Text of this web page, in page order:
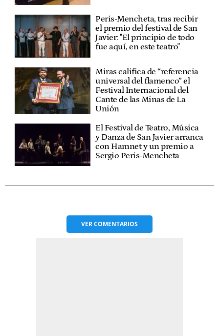
Peris-Mencheta, tras recibir
el premio del festival de San
Javier: "El principio de todo
fue aquí, en este teatro"
Miras califica de “referencia
universal del flamenco” el
Festival Internacional del
Cante de las Minas de La
Unión
El Festival de Teatro, Música
y Danza de San Javier arranca
con Hamnet y un premio a
Sergio Peris-Mencheta
VERCOMENTARIOS